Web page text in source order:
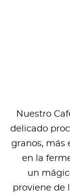
Nuestro
delicado
granos, más
en la
un
proviene de